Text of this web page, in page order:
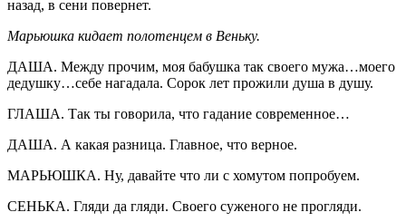
назад, в сени повернет.
Марьюшка кидает полотенцем в Веньку.
ДАША. Между прочим, моя бабушка так своего мужа…моего
дедушку…себе нагадала. Сорок лет прожили душа в душу.
ГЛАША. Так ты говорила, что гадание современное…
ДАША. А какая разница. Главное, что верное.
МАРЬЮШКА. Ну, давайте что ли с хомутом попробуем.
CЕНЬКА. Гляди да гляди. Своего суженого не прогляди.